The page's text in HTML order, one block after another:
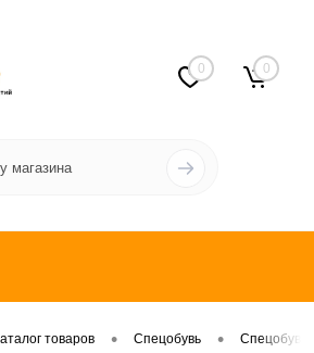
0 0
товаров • Спецобувь • Спецобувь